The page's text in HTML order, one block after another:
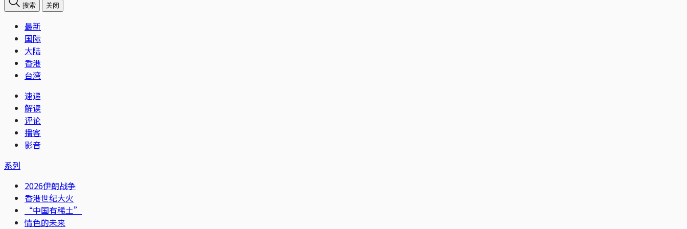
搜索 关闭
最新
国际
大陆
香港
台湾
速递
解读
评论
播客
影音
系列
2026伊朗战争
香港世纪大火
“中国有稀土”
情色的未来